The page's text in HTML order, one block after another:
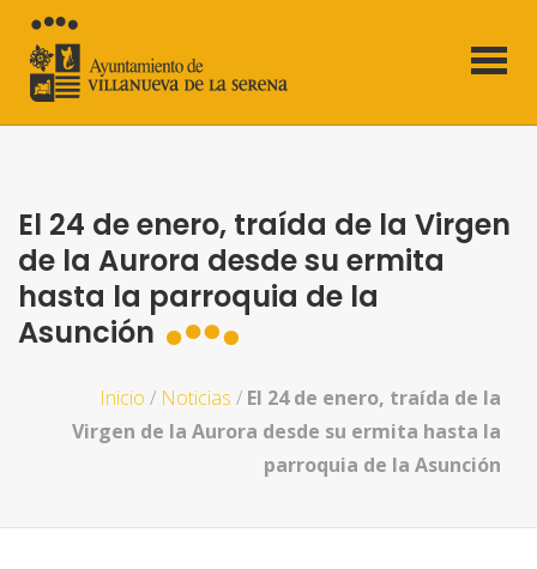
El 24 de enero, traída de la Virgen
de la Aurora desde su ermita
hasta la parroquia de la
Asunción
Inicio / Noticias / El 24 de enero, traída de la
Virgen de la Aurora desde su ermita hasta la
parroquia de la Asunción